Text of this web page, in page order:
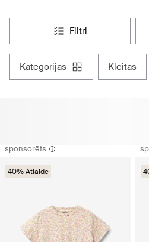
filtri
kategorijas kleitas
sponsorēts
40% Atlaide